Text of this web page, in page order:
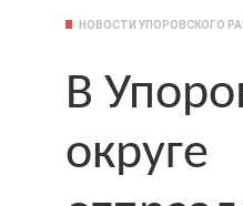
НОВОСТИ УПОРОВСКОГО
В
округе